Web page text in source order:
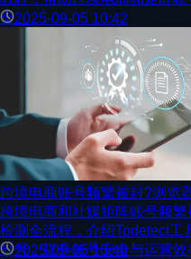
全。2025-09-05 10:42
跨境电商账号频繁被封?浏览
跨境电商和社媒矩阵账号频
检测全流程，介绍Todetect工
封号，提升账号安全与运营效
2025-09-05 10:40